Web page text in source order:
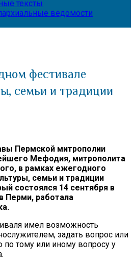
тексты
ведомости
фестивале
семьи и традиции
Пермской митрополии
Мефодия, митрополита
в рамках ежегодного
семьи и традиции
состоялся 14 сентября в
Перми, работала
имел возможность
задать вопрос или
по тому или иному вопросу у